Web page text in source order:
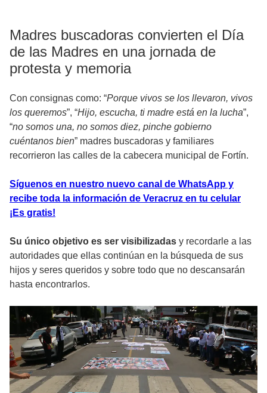
Madres buscadoras convierten el Día
de las Madres en una jornada de
protesta y memoria
Con consignas como: “Porque vivos se los llevaron, vivos
los queremos”, “Hijo, escucha, ti madre está en la lucha”,
“no somos una, no somos diez, pinche gobierno
cuéntanos bien” madres buscadoras y familiares
recorrieron las calles de la cabecera municipal de Fortín.
Síguenos en nuestro nuevo canal de WhatsApp y
recibe toda la información de Veracruz en tu celular
¡Es gratis!
Su único objetivo es ser visibilizadas y recordarle a las
autoridades que ellas continúan en la búsqueda de sus
hijos y seres queridos y sobre todo que no descansarán
hasta encontrarlos.